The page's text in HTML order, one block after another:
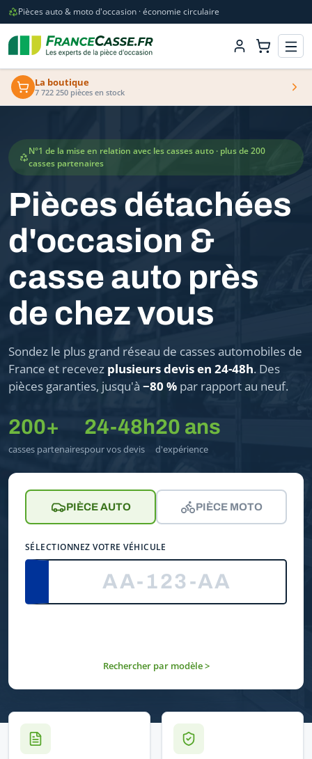
Pièces auto & moto d'occasion · économie circulaire
La boutique
7 722 250 pièces en stock
N°1 de la mise en relation avec les casses auto · plus de 200
casses partenaires
Pièces détachées
d'occasion &
casse auto près
de chez vous
Sondez le plus grand réseau de casses automobiles de
France et recevez plusieurs devis en 24-48h. Des
pièces garanties, jusqu'à −80 % par rapport au neuf.
200+
casses partenaires
24-48h
pour vos devis
20 ans
d'expérience
PIÈCE AUTO PIÈCE MOTO
SÉLECTIONNEZ VOTRE VÉHICULE
Rechercher par modèle >